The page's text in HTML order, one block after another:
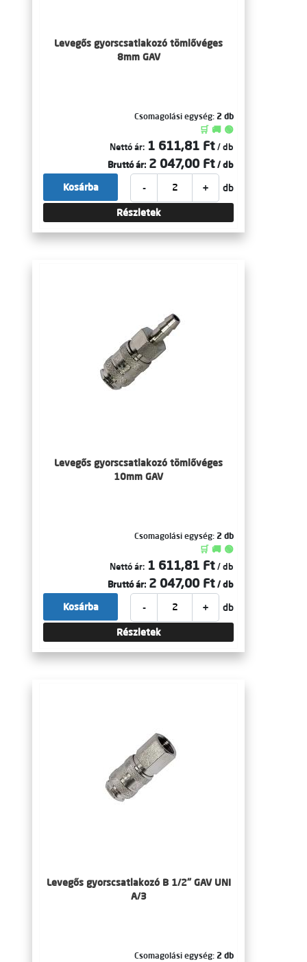
Levegős gyorscsatlakozó tömlővéges
8mm GAV
Csomagolási egység: 2 db
🛒 🚚 🟢
Nettó ár: 1 611,81 Ft / db
Bruttó ár: 2 047,00 Ft / db
- + db
Kosárba
Részletek
Levegős gyorscsatlakozó tömlővéges
10mm GAV
Csomagolási egység: 2 db
🛒 🚚 🟢
Nettó ár: 1 611,81 Ft / db
Bruttó ár: 2 047,00 Ft / db
- + db
Kosárba
Részletek
Levegős gyorscsatlakozó B 1/2" GAV UNI
A/3
Csomagolási egység: 2 db